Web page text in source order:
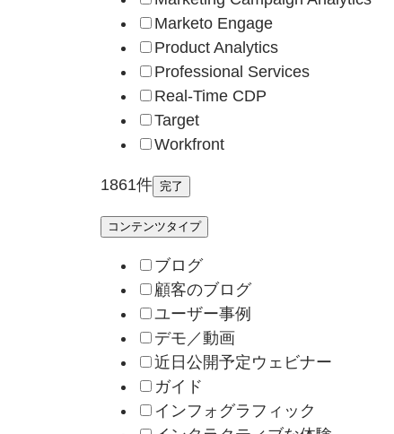
Marketo Engage
Product Analytics
Professional Services
Real-Time CDP
Target
Workfront
1861件 完了
コンテンツタイプ
ブログ
顧客のブログ
ユーザー事例
デモ／動画
近日公開予定ウェビナー
ガイド
インフォグラフィック